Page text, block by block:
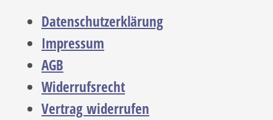
Datenschutzerklärung
Impressum
AGB
Widerrufsrecht
Vertrag widerrufen